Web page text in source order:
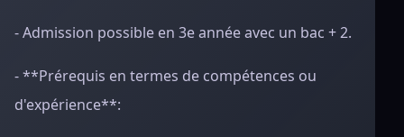
- Admission possible en 3e année avec un bac + 2.
- **Prérequis en termes de compétences ou
d'expérience**: